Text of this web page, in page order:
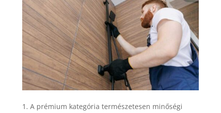
A prémium kategória természetesen minőségi